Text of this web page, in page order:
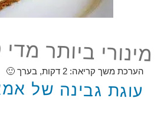
מינורי ביותר
הערכת משך קריאה: 2 דקות, בערך 🙂
עוגת גבינה של